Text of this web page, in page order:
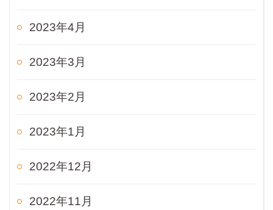
2023年4月
2023年3月
2023年2月
2023年1月
2022年12月
2022年11月